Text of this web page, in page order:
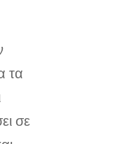
τα
σε